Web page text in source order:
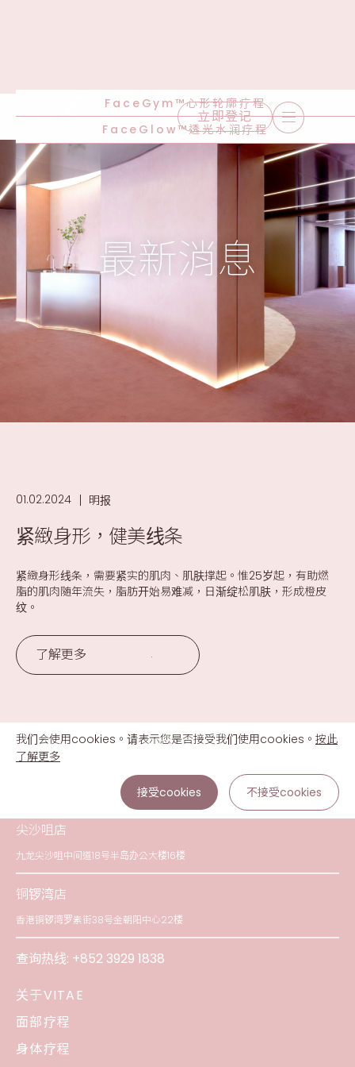
FaceGym™心形轮廓疗程
FaceGlow™透光水润疗程
立即登记
最新消息
01.02.2024 明报
紧緻身形，健美线条
紧緻身形线条，需要紧实的肌肉、肌肤撑起。惟25岁起，有助燃
脂的肌肉随年流失，脂肪开始易难减，日渐绽松肌肤，形成橙皮
纹。
了解更多
我们会使用cookies。请表示您是否接受我们使用cookies。 按此
了解更多
接受cookies 不接受cookies
尖沙咀店
九龙尖沙咀中间道18号半岛办公大楼16楼
铜锣湾店
香港铜锣湾罗素街38号金朝阳中心22楼
查询热线: +852 3929 1838
关于VITAE
面部疗程
身体疗程